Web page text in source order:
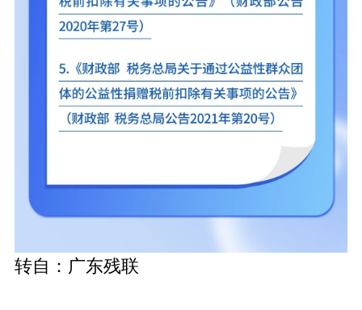
转自：广东残联